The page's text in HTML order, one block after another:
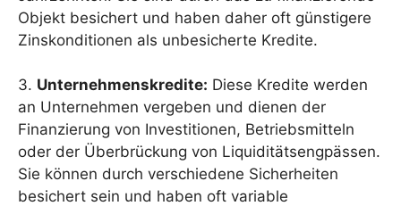
Objekt besichert und haben daher oft günstigere
Zinskonditionen als unbesicherte Kredite.
3. Unternehmenskredite: Diese Kredite werden
an Unternehmen vergeben und dienen der
Finanzierung von Investitionen, Betriebsmitteln
oder der Überbrückung von Liquiditätsengpässen.
Sie können durch verschiedene Sicherheiten
besichert sein und haben oft variable